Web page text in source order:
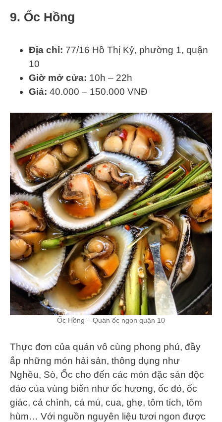
9. Ốc Hồng
Địa chỉ: 77/16 Hồ Thị Kỷ, phường 1, quận
10
Giờ mở cửa: 10h – 22h
Giá: 40.000 – 150.000 VNĐ
Ốc Hồng – Quán ốc ngon quận 10
Thực đơn của quán vô cùng phong phú, đầy
ắp những món hải sản, thông dụng như
Nghêu, Sò, Ốc cho đến các món đặc sản độc
đáo của vùng biển như ốc hương, ốc đỏ, ốc
giác, cá chình, cá mú, cua, ghẹ, tôm tích, tôm
hùm… Với nguồn nguyên liệu tươi ngon được